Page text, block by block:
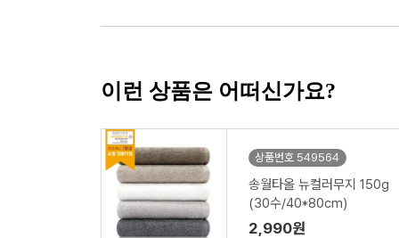
이런 상품은 어떠신가요?
상품번호 549564
송월타올 뉴컬러무지 150g
(30수/40*80cm)
2,990원